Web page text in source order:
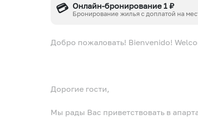
💳 Онлайн-бронирование 1 ₽
Бронирование жилья с доплатой на
Добро пожаловать! Bienvenido!
Дорогие гости,
Мы рады Вас приветствовать в